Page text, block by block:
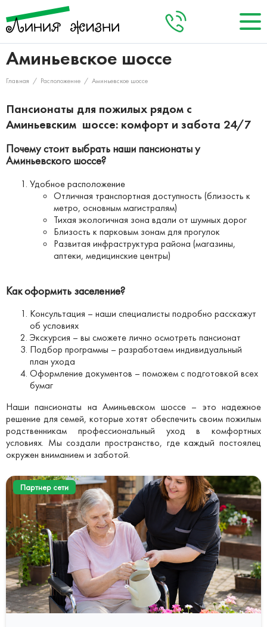
О нас
Кто мы
Наша команда
Наши пансионаты
Цены
Отзывы
Контакты
+8 (495) 984-04-92
Запланировать визит
Аминьевское шоссе
Главная / Расположение / Аминьевское шоссе
Пансионаты для пожилых рядом с
Аминьевским шоссе: комфорт и забота 24/7
Почему стоит выбрать наши пансионаты у
Аминьевского шоссе?
Удобное расположение
Отличная транспортная доступность (близость к
метро, основным магистралям)
Тихая экологичная зона вдали от шумных дорог
Близость к парковым зонам для прогулок
Развитая инфраструктура района (магазины,
аптеки, медицинские центры)
Как оформить заселение?
Консультация – наши специалисты подробно расскажут
об условиях
Экскурсия – вы сможете лично осмотреть пансионат
Подбор программы – разработаем индивидуальный
план ухода
Оформление документов – поможем с подготовкой всех
бумаг
Наши пансионаты на Аминьевском шоссе – это надежное
решение для семей, которые хотят обеспечить своим пожилым
родственникам профессиональный уход в комфортных
условиях. Мы создали пространство, где каждый постоялец
окружен вниманием и заботой.
Партнер сети